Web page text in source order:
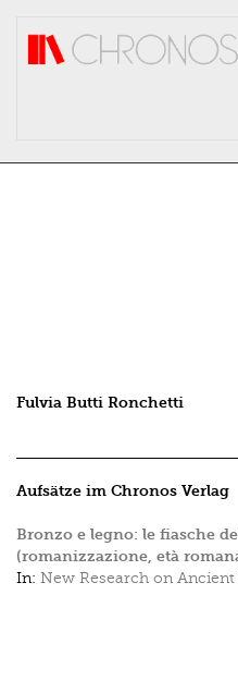
Fulvia Butti Ronchetti
Aufsätze im Chronos Verlag
Bronzo e legno: le fiasche
(romanizzazione, età
In: New Research on Ancient